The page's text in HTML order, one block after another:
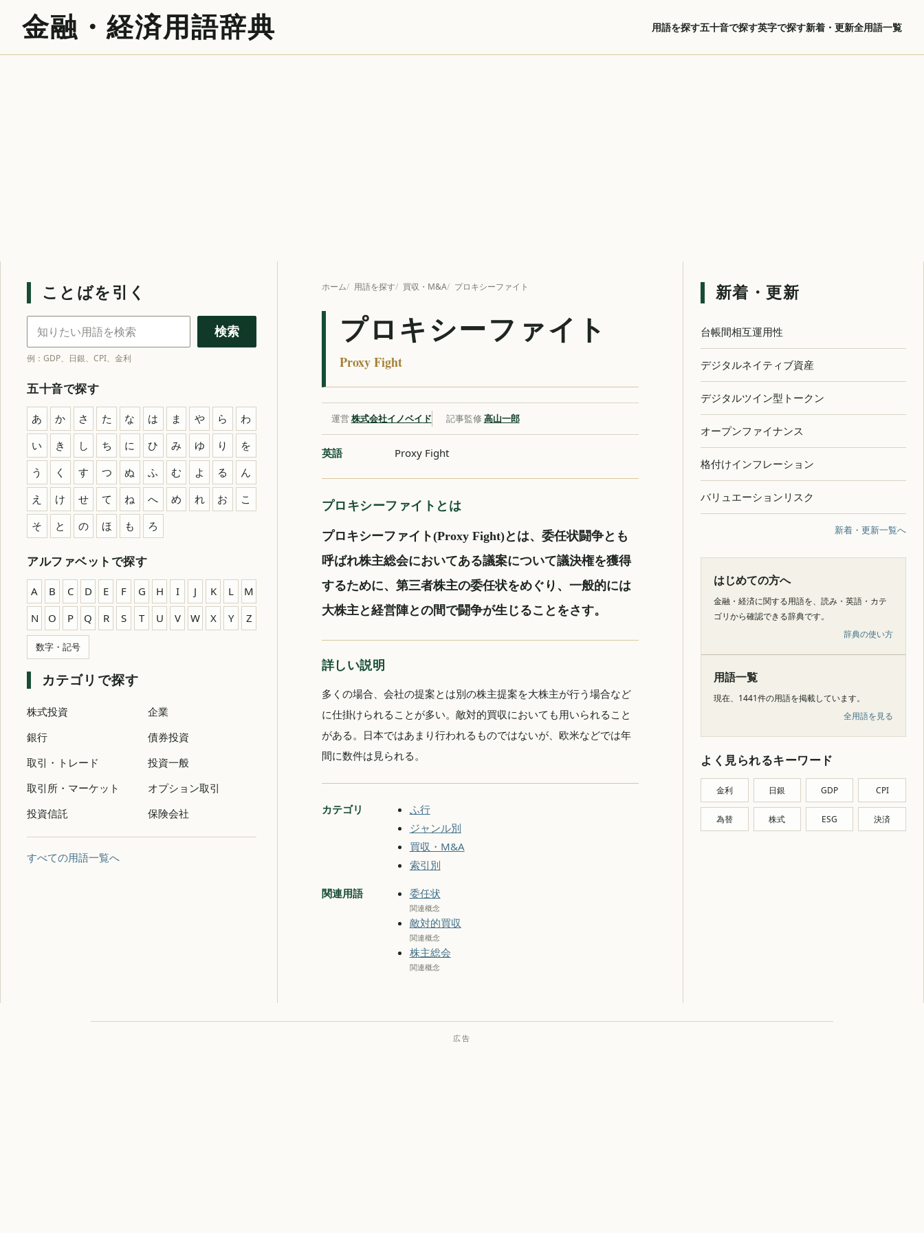
金融・経済用語辞典 用語を探す五十音で探す英字で探す新着・更新全用語一覧
ことばを引く
金融・経済用語を検索
検索
例：GDP、日銀、CPI、金利
五十音で探す
あ か さ た な は ま や ら
わ
い
き し ち に ひ み ゆ り
を
う
く す つ ぬ ふ む よ る
ん
え
け せ て ね へ め れ お
こ
そ
と の ほ も ろ
アルファベットで探す
A B C D E F G H I J K L
M
N
O P Q R S T U V W X Y Z
数字・記号
カテゴリで探す
株式投資
企業
銀行
債券投資
取引・トレード
投資一般
取引所・マーケット
オプション取引
投資信託
保険会社
すべての用語一覧へ
ホーム 用語を探す 買収・M&A プロキシーファイト
プロキシーファイト
Proxy Fight
運営株式会社イノベイド 記事監修 高山一郎
英語 Proxy Fight
プロキシーファイトとは
プロキシーファイト(Proxy Fight)とは、委任状闘争とも
呼ばれ株主総会においてある議案について議決権を獲得
するために、第三者株主の委任状をめぐり、一般的には
大株主と経営陣との間で闘争が生じることをさす。
詳しい説明
多くの場合、会社の提案とは別の株主提案を大株主が行う場合など
に仕掛けられることが多い。敵対的買収においても用いられること
がある。日本ではあまり行われるものではないが、欧米などでは年
間に数件は見られる。
カテゴリ
ふ行
ジャンル別
買収・M&A
索引別
関連用語 委任状
関連概念
敵対的買収
関連概念
株主総会
関連概念
新着・更新
台帳間相互運用性
デジタルネイティブ資産
デジタルツイン型トークン
オープンファイナンス
格付けインフレーション
バリュエーションリスク
新着・更新一覧へ
はじめての方へ
金融・経済に関する用語を、読み・英語・カテ
ゴリから確認できる辞典です。
辞典の使い方
用語一覧
現在、1441件の用語を掲載しています。
全用語を見る
よく見られるキーワード
金利 日銀 GDP CPI
為替 株式 ESG 決済
広告